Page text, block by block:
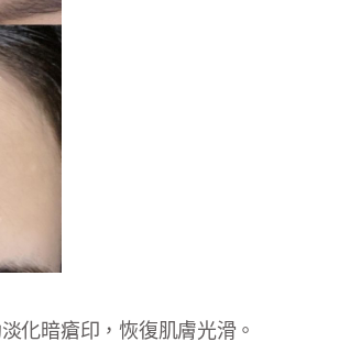
化暗瘡印，恢復肌膚光滑。